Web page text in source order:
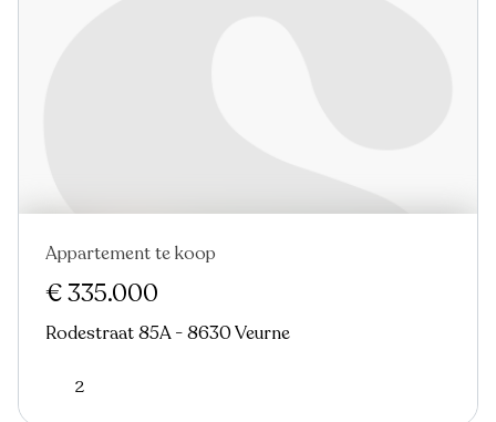
Verkocht Nieuw
Appartement te koop
€ 335.000
Rodestraat 85A - 8630 Veurne
2